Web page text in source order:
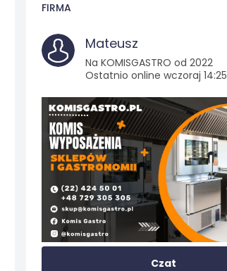
FIRMA
Mateusz
Na KOMISGASTRO od 2022
Ostatnio online wczoraj 14:25
Czat